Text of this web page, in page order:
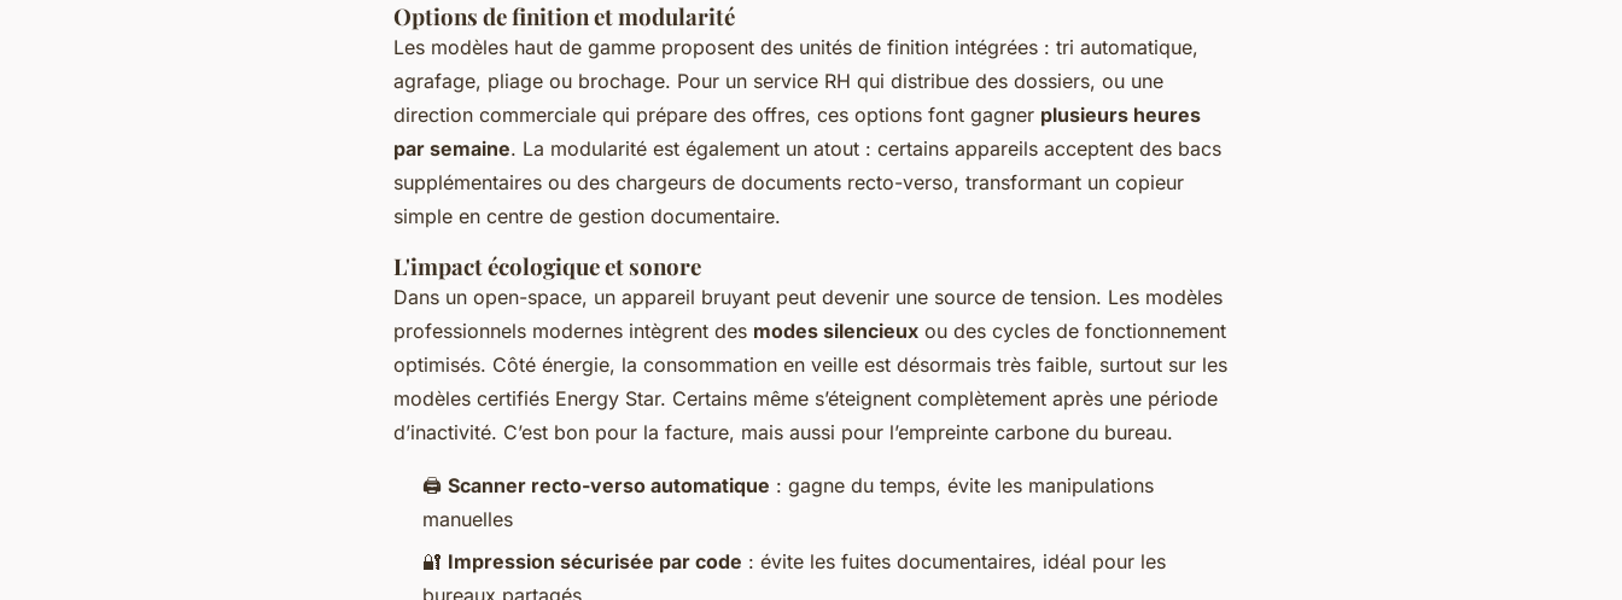
Options de finition et modularité
Les modèles haut de gamme proposent des unités de finition intégrées : tri automatique,
agrafage, pliage ou brochage. Pour un service RH qui distribue des dossiers, ou une
direction commerciale qui prépare des offres, ces options font gagner plusieurs heures
par semaine. La modularité est également un atout : certains appareils acceptent des bacs
supplémentaires ou des chargeurs de documents recto-verso, transformant un copieur
simple en centre de gestion documentaire.
L'impact écologique et sonore
Dans un open-space, un appareil bruyant peut devenir une source de tension. Les modèles
professionnels modernes intègrent des modes silencieux ou des cycles de fonctionnement
optimisés. Côté énergie, la consommation en veille est désormais très faible, surtout sur les
modèles certifiés Energy Star. Certains même s’éteignent complètement après une période
d’inactivité. C’est bon pour la facture, mais aussi pour l’empreinte carbone du bureau.
🖨️ Scanner recto-verso automatique : gagne du temps, évite les manipulations
manuelles
🔐 Impression sécurisée par code : évite les fuites documentaires, idéal pour les
bureaux partagés